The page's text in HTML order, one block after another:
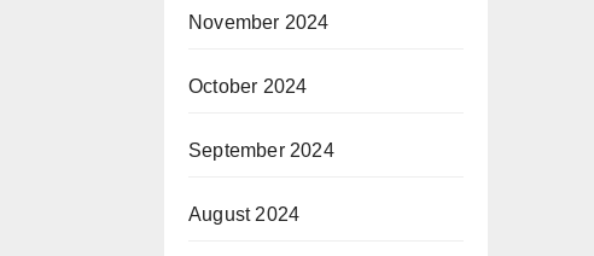
November 2024
October 2024
September 2024
August 2024